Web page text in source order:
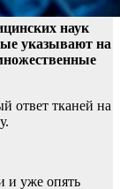
наук
указывают на
ответ тканей на
и уже опять